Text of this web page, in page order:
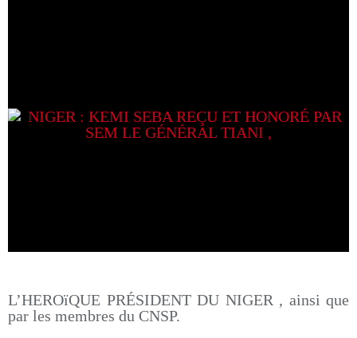
L’HEROïQUE PRÉSIDENT DU NIGER , ainsi que
par les membres du CNSP.